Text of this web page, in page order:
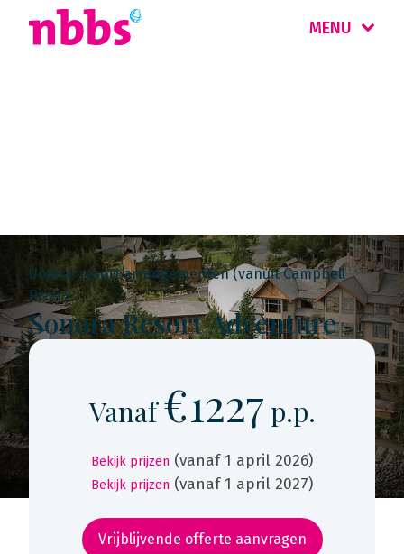
MENU
Unieke resort arrangementen (vanuit Campbell
River)
Sonora Resort Adventure
Vanaf€1227 p.p.
Bekijk prijzen (vanaf 1 april 2026)
Bekijk prijzen (vanaf 1 april 2027)
Vrijblijvende offerte aanvragen